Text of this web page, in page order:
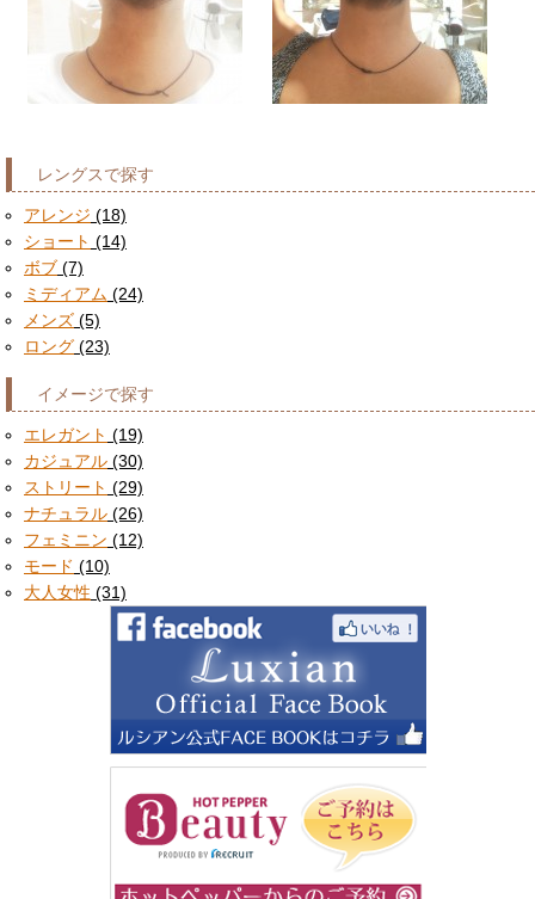
レングスで探す
アレンジ (18)
ショート (14)
ボブ (7)
ミディアム (24)
メンズ (5)
ロング (23)
イメージで探す
エレガント (19)
カジュアル (30)
ストリート (29)
ナチュラル (26)
フェミニン (12)
モード (10)
大人女性 (31)